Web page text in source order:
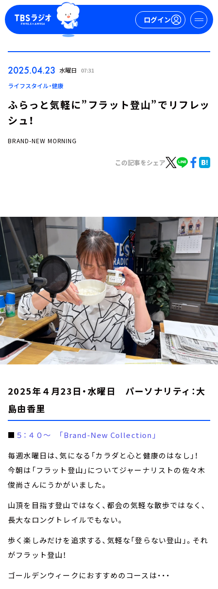
ログイン
ログイン
お知らせ
イベント・グッズ
YouTube
会社情報
2025.04.23 水曜日 07:31
ライフスタイル・健康
ふらっと気軽に”フラット登山”でリフレッ
シュ！
BRAND-NEW MORNING
この記事をシェア
2025年４月23日・水曜日 パーソナリティ：大
島由香里
■ ５：４０～ 「Brand-New Collection」
毎週水曜日は、気になる「カラダと心と健康のはなし」！
今朝は「フラット登山」についてジャーナリストの佐々木
俊尚さんにうかがいました。
山頂を目指す登山ではなく、都会の気軽な散歩ではなく、
長大なロングトレイルでもない。
歩く楽しみだけを追求する、気軽な「登らない登山」。それ
がフラット登山！
ゴールデンウィークにおすすめのコースは・・・